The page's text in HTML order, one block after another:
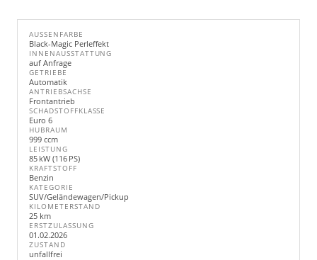
AUSSENFARBE
Black-Magic Perleffekt
INNENAUSSTATTUNG
auf Anfrage
GETRIEBE
Automatik
ANTRIEBSACHSE
Frontantrieb
SCHADSTOFFKLASSE
Euro 6
HUBRAUM
999 ccm
LEISTUNG
85 kW (116 PS)
KRAFTSTOFF
Benzin
KATEGORIE
SUV/Geländewagen/Pickup
KILOMETERSTAND
25 km
ERSTZULASSUNG
01.02.2026
ZUSTAND
unfallfrei